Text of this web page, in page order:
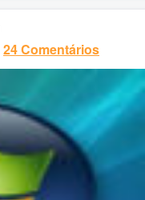
24 Comentários